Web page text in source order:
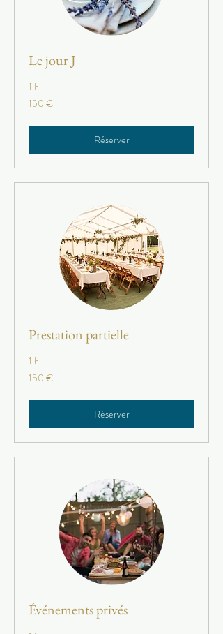
Le jour J
1 h
150
euros
150 €
Réserver
Prestation partielle
1 h
150
euros
150 €
Réserver
Événements privés